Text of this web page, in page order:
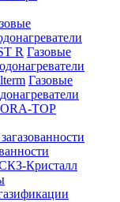
R Газовые
Газовые
TOP
Кристалл